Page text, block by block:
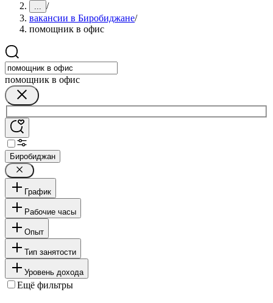
... /
вакансии в Биробиджане/
помощник в офис
помощник в офис
Биробиджан
График
Рабочие часы
Опыт
Тип занятости
Уровень дохода
Ещё фильтры